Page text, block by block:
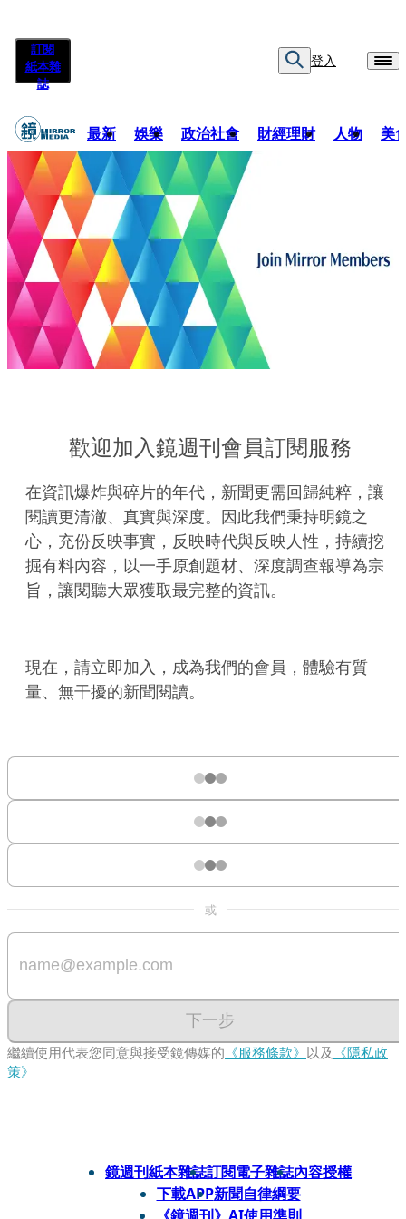
訂閱
紙本雜
誌
登入
最新 娛樂 政治社會 財經理財 人物 美
歡迎加入鏡週刊會員訂閱服務
在資訊爆炸與碎片的年代，新聞更需回歸純粹，讓
閱讀更清澈、真實與深度。因此我們秉持明鏡之
心，充份反映事實，反映時代與反映人性，持續挖
掘有料內容，以一手原創題材、深度調查報導為宗
旨，讓閱聽大眾獲取最完整的資訊。
現在，請立即加入，成為我們的會員，體驗有質
量、無干擾的新聞閱讀。
或
下一步
繼續使用代表您同意與接受鏡傳媒的 《服務條款》 以及 《隱私政
策》
鏡週刊紙本雜誌訂閱電子雜誌內容授權
下載APP新聞自律綱要